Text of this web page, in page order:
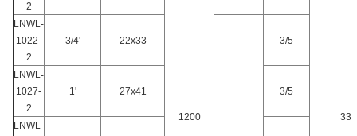
1200 33
2
LNWL-
1022-
2
3/4' 22x33 3/5
LNWL-
1027-
2
1' 27x41 3/5
LNWL-